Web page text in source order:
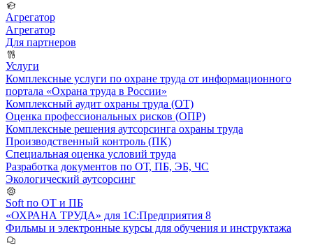
Агрегатор
Агрегатор
Для партнеров
Услуги
Комплексные услуги по охране труда от информационного
портала «Охрана труда в России»
Комплексный аудит охраны труда (ОТ)
Оценка профессиональных рисков (ОПР)
Комплексные решения аутсорсинга охраны труда
Производственный контроль (ПК)
Специальная оценка условий труда
Разработка документов по ОТ, ПБ, ЭБ, ЧС
Экологический аутсорсинг
Soft по ОТ и ПБ
«ОХРАНА ТРУДА» для 1С:Предприятия 8
Фильмы и электронные курсы для обучения и инструктажа